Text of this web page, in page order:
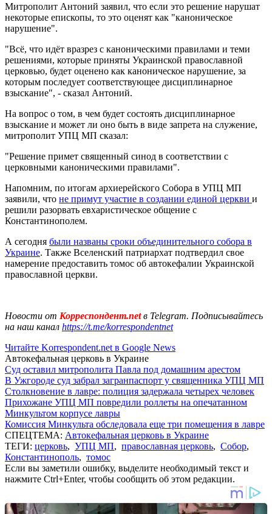
Митрополит Антоний заявил, что если это решение нарушат
некоторые епископы, то это оценят как "каноническое
нарушение".
"Всё, что идёт вразрез с каноническими правилами и теми
решениями, которые приняты Украинской православной
церковью, будет оценено как каноническое нарушение, за
которым последует соответствующее дисциплинарное
взыскание", - сказал Антоний.
На вопрос о том, в чем будет состоять дисциплинарное
взыскание и может ли оно быть в виде запрета на служение,
митрополит УПЦ МП сказал:
"Решение примет священный синод в соответствии с
церковными каноническими правилами".
Напомним, по итогам архиерейского Собора в УПЦ МП
заявили, что не примут участие в создании единой церкви и
решили разорвать евхаристическое общение с
Константинополем.
А сегодня были названы сроки объединительного собора в
Украине. Также Вселенский патриархат подтвердил свое
намерение предоставить томос об автокефалии Украинской
православной церкви.
Новости от Корреспондент.netв Telegram. Подписывайтесь
на наш канал https://t.me/korrespondentnet
Читайте Korrespondent.net в Google News
Автокефальная церковь в Украине
Суд оставил митрополита Павла под домашним арестом
В Ужгороде суд забрал загранпаспорт у священника УПЦ МП
Столкновение в лавре: полиция задержала четырех человек
Прихожане УПЦ МП повредили роллеты на опечатанном
Минкультом корпусе лавры
Комиссия Минкульта обследовала еще три помещения в лавре
СПЕЦТЕМА: Автокефальная церковь в Украине
ТЕГИ: церковь, УПЦ МП, православная церковь, Собор,
Константинополь, томос
Если вы заметили ошибку, выделите необходимый текст и
нажмите Ctrl+Enter, чтобы сообщить об этом редакции.